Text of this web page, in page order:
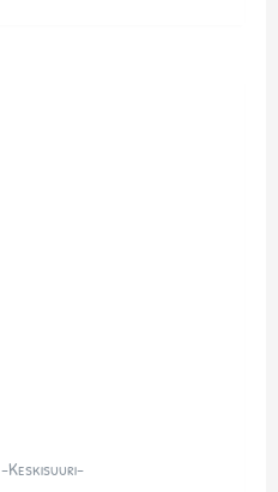
-Keskisuuri-